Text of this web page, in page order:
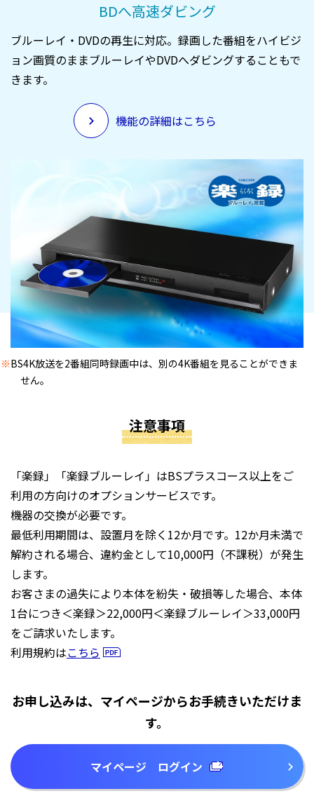
BDへ高速ダビング
ブルーレイ・DVDの再生に対応。録画した番組をハイビジ
ョン画質のままブルーレイやDVDへダビングすることもで
きます。
機能の詳細はこちら
※BS4K放送を2番組同時録画中は、別の4K番組を見ることができま
せん。
注意事項
「楽録」「楽録ブルーレイ」はBSプラスコース以上をご
利用の方向けのオプションサービスです。
機器の交換が必要です。
最低利用期間は、設置月を除く12か月です。12か月未満で
解約される場合、違約金として10,000円（不課税）が発生
します。
お客さまの過失により本体を紛失・破損等した場合、本体
1台につき＜楽録＞22,000円＜楽録ブルーレイ＞33,000円
をご請求いたします。
利用規約はこちら
お申し込みは、マイページからお手続きいただけま
す。
マイページ ログイン